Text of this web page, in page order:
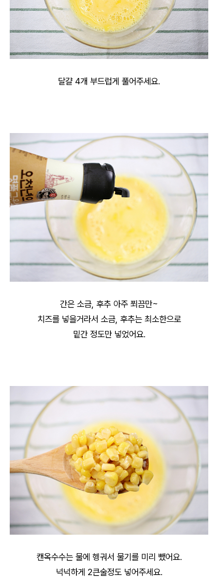
달걀 4개 부드럽게 풀어주세요.
간은 소금, 후추 아주 쬐끔만~
치즈를 넣을거라서 소금, 후추는 최소한으로
밑간 정도만 넣었어요.
캔옥수수는 물에 헹궈서 물기를 미리 뺐어요.
넉넉하게 2큰술정도 넣어주세요.